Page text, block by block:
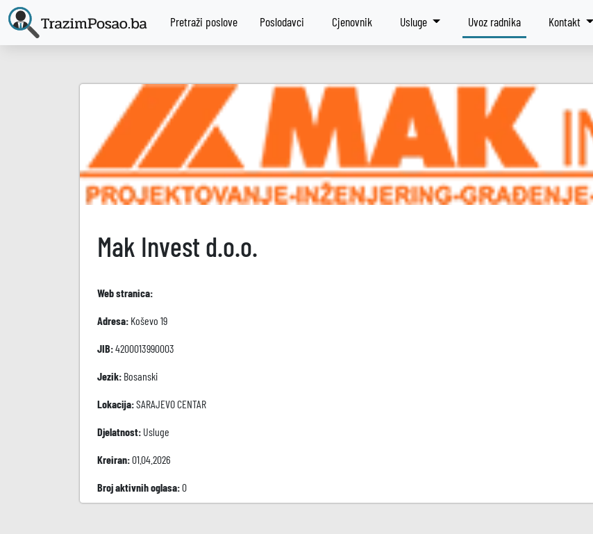
Pretraži poslove Poslodavci Cjenovnik Usluge Uvoz radnika Kontakt
Mak Invest d.o.o.
Web stranica:
Adresa: Koševo 19
JIB:4200013990003
Jezik: Bosanski
Lokacija:SARAJEVO CENTAR
Djelatnost: Usluge
Kreiran:01.04.2026
Broj aktivnih oglasa:0